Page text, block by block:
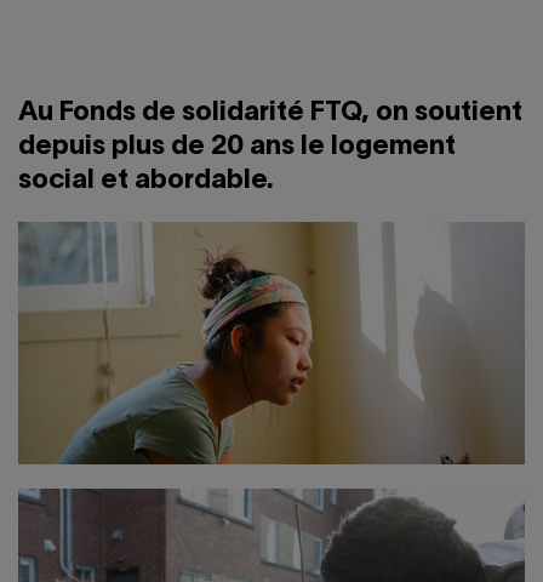
Au Fonds de solidarité FTQ, on soutient
depuis plus de 20 ans le logement
social et abordable.